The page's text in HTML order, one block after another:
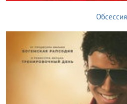
Обсессия